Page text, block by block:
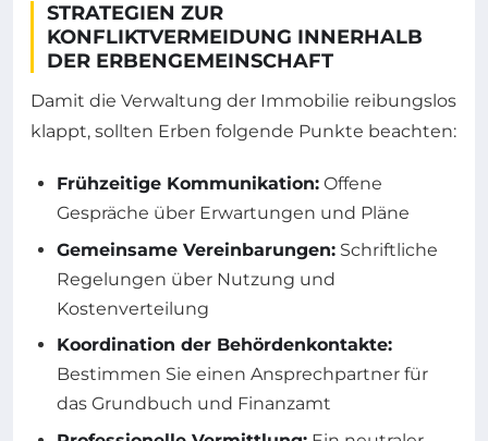
STRATEGIEN ZUR
KONFLIKTVERMEIDUNG INNERHALB
DER ERBENGEMEINSCHAFT
Damit die Verwaltung der Immobilie reibungslos
klappt, sollten Erben folgende Punkte beachten:
Frühzeitige Kommunikation: Offene
Gespräche über Erwartungen und Pläne
Gemeinsame Vereinbarungen: Schriftliche
Regelungen über Nutzung und
Kostenverteilung
Koordination der Behördenkontakte:
Bestimmen Sie einen Ansprechpartner für
das Grundbuch und Finanzamt